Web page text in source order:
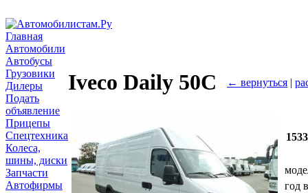
Главная
Автомобили
Автобусы
Грузовики
Дилеры
Подать
объявление
Прицепы
Спецтехника
Колеса,
шины, диски
Запчасти
Автофирмы
Iveco Daily 50C ← вернуться |
год